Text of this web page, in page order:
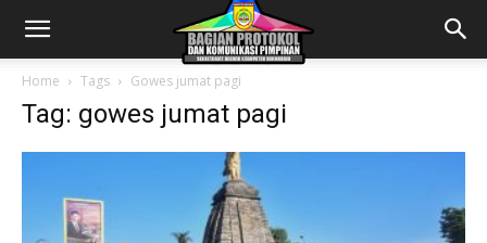
Home Tags Gowes jumat pagi
Tag: gowes jumat pagi